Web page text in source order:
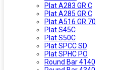
Plat A283 GR C
Plat A285 GR C
Plat A516 GR 70
Plat S45C
Plat S50C
Plat SPCC SD
Plat SPHC PO
Round Bar 4140